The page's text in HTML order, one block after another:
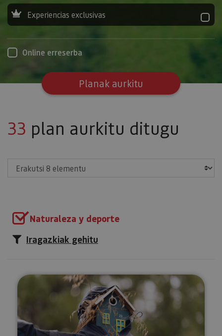
Experiencias exclusivas
Online erreserba
Planak aurkitu
33 plan aurkitu ditugu
Naturaleza y deporte
Iragazkiak gehitu
Tximeleten ibilbidea Munetan